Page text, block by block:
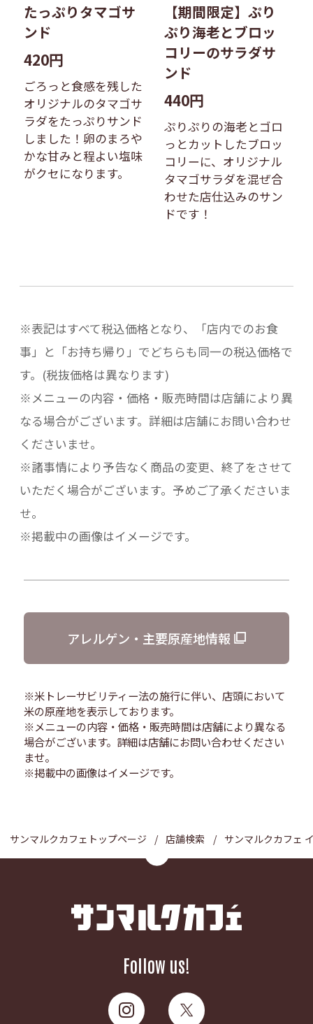
たっぷりタマゴサ
ンド
420円
ごろっと食感を残した
オリジナルのタマゴサ
ラダをたっぷりサンド
しました！卵のまろや
かな甘みと程よい塩味
がクセになります。
【期間限定】ぷり
ぷり海老とブロッ
コリーのサラダサ
ンド​
440円
ぷりぷりの海老とゴロ
っとカットしたブロッ
コリーに、オリジナル
タマゴサラダを混ぜ合
わせた店仕込みのサン
ドです！
※表記はすべて税込価格となり、「店内でのお食
事」と「お持ち帰り」でどちらも同一の税込価格で
す。(税抜価格は異なります)
※メニューの内容・価格・販売時間は店舗により異
なる場合がございます。詳細は店舗にお問い合わせ
くださいませ。
※諸事情により予告なく商品の変更、終了をさせて
いただく場合がございます。予めご了承くださいま
せ。
※掲載中の画像はイメージです。
アレルゲン・主要原産地情報
※米トレーサビリティー法の施行に伴い、店頭において
米の原産地を表示しております。
※メニューの内容・価格・販売時間は店舗により異なる
場合がございます。詳細は店舗にお問い合わせください
ませ。
※掲載中の画像はイメージです。
サンマルクカフェトップページ 店舗検索 サンマルクカフェ
Follow us!